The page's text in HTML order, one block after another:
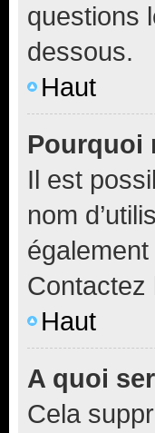
questions
dessous.
Haut
Pourquoi
Il est
nom
Contactez
Haut
A quoi
Cela